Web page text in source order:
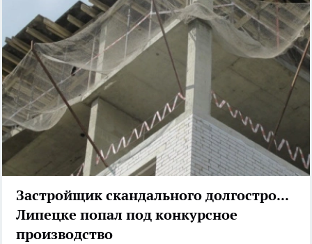
Застройщик скандального долгостроя в
Липецке попал под конкурсное
производство